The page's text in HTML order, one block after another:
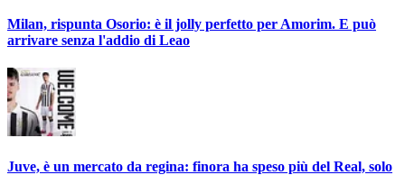
Milan, rispunta Osorio: è il jolly perfetto per Amorim. E può
arrivare senza l'addio di Leao
Juve, è un mercato da regina: finora ha speso più del Real, solo